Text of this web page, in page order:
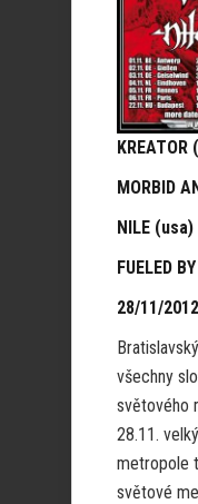
KREATOR
MORBID
NILE (usa)
FUELED
28/11/
všechny
světového
28.11.
metropole
světové